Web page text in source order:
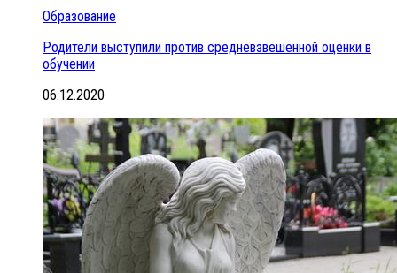
Образование
Родители выступили против средневзвешенной оценки в
обучении
06.12.2020